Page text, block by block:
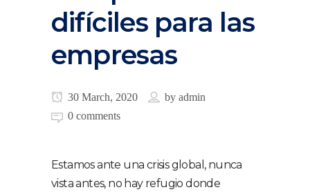
difíciles para las
empresas
30 March, 2020 by admin
0 comments
Estamos ante una crisis global, nunca
vista antes, no hay refugio donde